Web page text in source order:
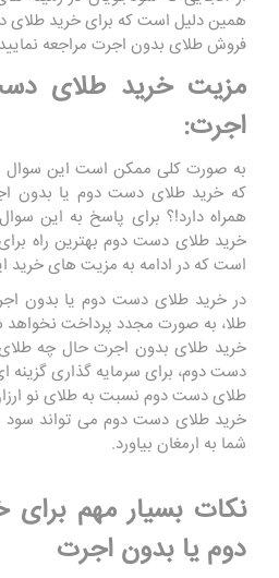
همین دلیل است که برای خرید طلای
فروش طلای بدون اجرت مراجعه
مزیت خرید طلای
اجرت:
به صورت کلی ممکن است این سوال
که خرید طلای دست دوم یا بدون
همراه دارد!؟ برای پاسخ به این
خرید طلای دست دوم بهترین راه برای
است که در ادامه به مزیت های خرید
در خرید طلای دست دوم یا بدون
طلا، به صورت مجدد پرداخت نخواهد
خرید طلای بدون اجرت حال چه
دست دوم، برای سرمایه گذاری
طلای دست دوم نسبت به طلای نو
خرید طلای دست دوم می تواند سود
شما به ارمغان بیاورد.
نکات بسیار مهم
دوم یا بدون اجرت